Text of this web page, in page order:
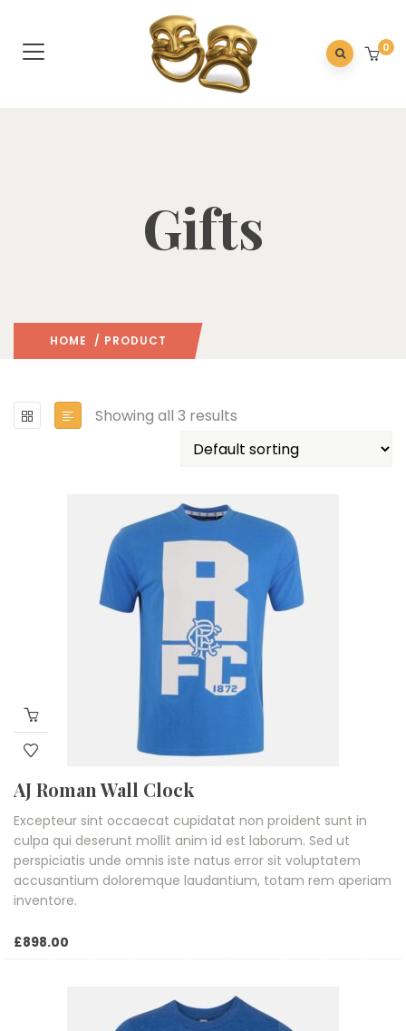
0
Gifts
HOME / PRODUCT
Showing all 3 results
AJ Roman Wall Clock
Excepteur sint occaecat cupidatat non proident sunt in
culpa qui deserunt mollit anim id est laborum. Sed ut
perspiciatis unde omnis iste natus error sit voluptatem
accusantium doloremque laudantium, totam rem aperiam
inventore.
£898.00